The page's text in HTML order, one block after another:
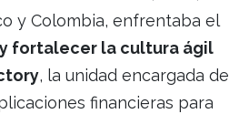
y Colombia, enfrentaba el
fortalecer la cultura ágil
, la unidad encargada de
financieras para